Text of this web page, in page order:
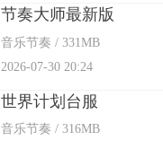
节奏大师最新版
音乐节奏 / 331MB
2026-07-30 20:24
世界计划台服
音乐节奏 / 316MB